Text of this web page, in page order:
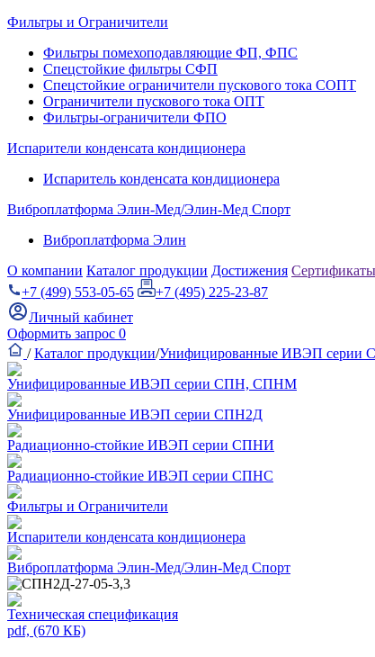
Фильтры и Ограничители
Фильтры помехоподавляющие ФП, ФПС
Спецстойкие фильтры СФП
Спецстойкие ограничители пускового тока СОПТ
Ограничители пускового тока ОПТ
Фильтры-ограничители ФПО
Испарители конденсата кондиционера
Испаритель конденсата кондиционера
Виброплатформа Элин-Мед/Элин-Мед Спорт
Виброплатформа Элин
О компании Каталог продукции Достижения Сертификаты
+7 (499) 553-05-65
+7 (495) 225-23-87
Личный кабинет
Оформить запрос 0
/ Каталог продукции/Унифицированные ИВЭП серии
Унифицированные ИВЭП серии СПН, СПНМ
Унифицированные ИВЭП серии СПН2Д
Радиационно-стойкие ИВЭП серии СПНИ
Радиационно-стойкие ИВЭП серии СПНС
Фильтры и Ограничители
Испарители конденсата кондиционера
Виброплатформа Элин-Мед/Элин-Мед Спорт
Техническая спецификация
pdf, (670 КБ)